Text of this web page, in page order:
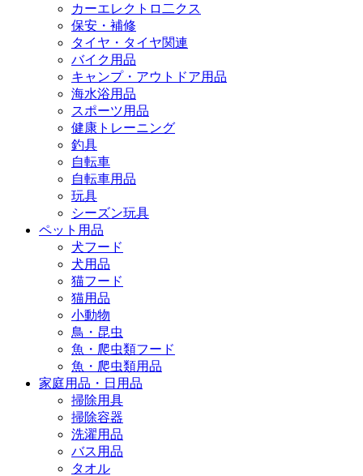
カーエレクトロ二クス
保安・補修
タイヤ・タイヤ関連
バイク用品
キャンプ・アウトドア用品
海水浴用品
スポーツ用品
健康トレーニング
釣具
自転車
自転車用品
玩具
シーズン玩具
ペット用品
犬フード
犬用品
猫フード
猫用品
小動物
鳥・昆虫
魚・爬虫類フード
魚・爬虫類用品
家庭用品・日用品
掃除用具
掃除容器
洗濯用品
バス用品
タオル